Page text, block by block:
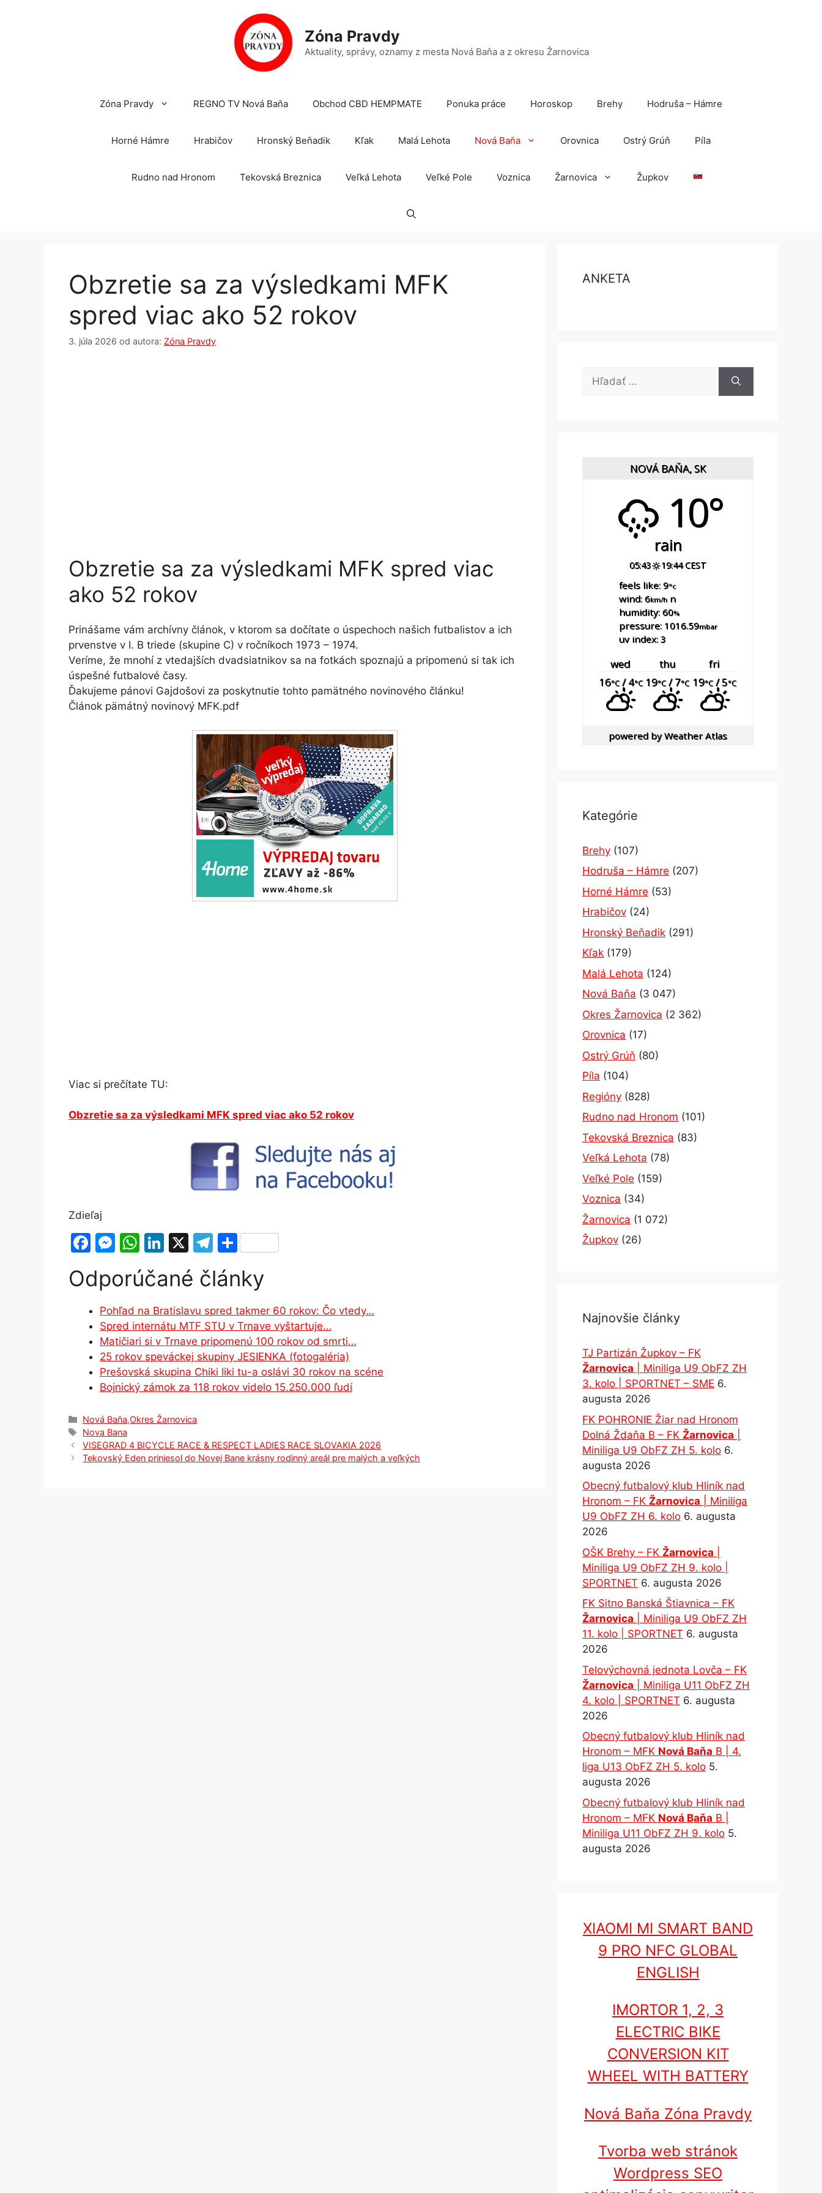
Zóna Pravdy
Aktuality, správy, oznamy z mesta Nová Baňa a z okresu Žarnovica
Zóna Pravdy REGNO TV Nová Baňa Obchod CBD HEMPMATE Ponuka práce Horoskop Brehy Hodruša – Hámre
Horné Hámre Hrabičov Hronský Beňadik Kľak Malá Lehota Nová Baňa Orovnica Ostrý Grúň Píla
Rudno nad Hronom Tekovská Breznica Veľká Lehota Veľké Pole Voznica Žarnovica Župkov
Obzretie sa za výsledkami MFK
spred viac ako 52 rokov
3. júla 2026 od autora: Zóna Pravdy
Obzretie sa za výsledkami MFK spred viac
ako 52 rokov
Prinášame vám archívny článok, v ktorom sa dočítate o úspechoch našich futbalistov a ich
prvenstve v I. B triede (skupine C) v ročníkoch 1973 – 1974.
Veríme, že mnohí z vtedajších dvadsiatnikov sa na fotkách spoznajú a pripomenú si tak ich
úspešné futbalové časy.
Ďakujeme pánovi Gajdošovi za poskytnutie tohto pamätného novinového článku!
Článok pämátný novinový MFK.pdf
Viac si prečítate TU:
Obzretie sa za výsledkami MFK spred viac ako 52 rokov
Zdieľaj
F
c
e
b
o
o
k
M
s
s
e
n
g
er
W
at
A
p
p
Li
k
e
dI
n
X
T
e
gr
a
m
S
ar
e
Odporúčané články
Pohľad na Bratislavu spred takmer 60 rokov: Čo vtedy…
Spred internátu MTF STU v Trnave vyštartuje…
Matičiari si v Trnave pripomenú 100 rokov od smrti…
25 rokov speváckej skupiny JESIENKA (fotogaléria)
Prešovská skupina Chiki liki tu-a oslávi 30 rokov na scéne
Bojnický zámok za 118 rokov videlo 15.250.000 ľudí
Kategórie
Nová Baňa,Okres Žarnovica
Značky
Nova Bana
VISEGRAD 4 BICYCLE RACE & RESPECT LADIES RACE SLOVAKIA 2026
Tekovský Eden priniesol do Novej Bane krásny rodinný areál pre malých a veľkých
ANKETA
Hľadať:
NOVÁ BAŇA, SK
10°
rain
05:43 19:44 CEST
feels like: 9°c
wind: 6km/hn
humidity: 60%
pressure: 1016.59mbar
uv index: 3
wed thu
fri
16°C/ 4°C 19°C/ 7°C 19°C/ 5°C
powered byWeather Atlas
Kategórie
Brehy (107)
Hodruša – Hámre (207)
Horné Hámre (53)
Hrabičov (24)
Hronský Beňadik (291)
Kľak (179)
Malá Lehota (124)
Nová Baňa (3 047)
Okres Žarnovica (2 362)
Orovnica (17)
Ostrý Grúň (80)
Píla (104)
Regióny (828)
Rudno nad Hronom (101)
Tekovská Breznica (83)
Veľká Lehota (78)
Veľké Pole (159)
Voznica (34)
Žarnovica (1 072)
Župkov (26)
Najnovšie články
TJ Partizán Župkov – FK
Žarnovica | Miniliga U9 ObFZ ZH
3. kolo | SPORTNET – SME 6.
augusta 2026
FK POHRONIE Žiar nad Hronom
Dolná Ždaňa B – FK Žarnovica
Miniliga U9 ObFZ ZH 5. kolo 6.
augusta 2026
Obecný futbalový klub Hliník nad
Hronom – FK Žarnovica | Miniliga
U9 ObFZ ZH 6. kolo 6. augusta
2026
OŠK Brehy – FK Žarnovica
Miniliga U9 ObFZ ZH 9. kolo |
SPORTNET 6. augusta 2026
FK Sitno Banská Štiavnica – FK
Žarnovica | Miniliga U9 ObFZ ZH
11. kolo | SPORTNET 6. augusta
2026
Telovýchovná jednota Lovča – FK
Žarnovica | Miniliga U11 ObFZ ZH
4. kolo | SPORTNET 6. augusta
2026
Obecný futbalový klub Hliník nad
Hronom – MFK Nová Baňa B | 4.
liga U13 ObFZ ZH 5. kolo 5.
augusta 2026
Obecný futbalový klub Hliník nad
Hronom – MFK Nová Baňa B |
Miniliga U11 ObFZ ZH 9. kolo 5.
augusta 2026
XIAOMI MI SMART BAND
9 PRO NFC GLOBAL
ENGLISH
IMORTOR 1, 2, 3
ELECTRIC BIKE
CONVERSION KIT
WHEEL WITH BATTERY
Nová Baňa Zóna Pravdy
Tvorba web stránok
Wordpress SEO